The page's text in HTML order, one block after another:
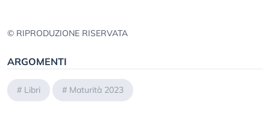
© RIPRODUZIONE RISERVATA
ARGOMENTI
# Libri # Maturità 2023